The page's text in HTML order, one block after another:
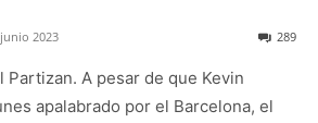
2023 289
Partizan. A pesar de que Kevin
apalabrado por el Barcelona, el